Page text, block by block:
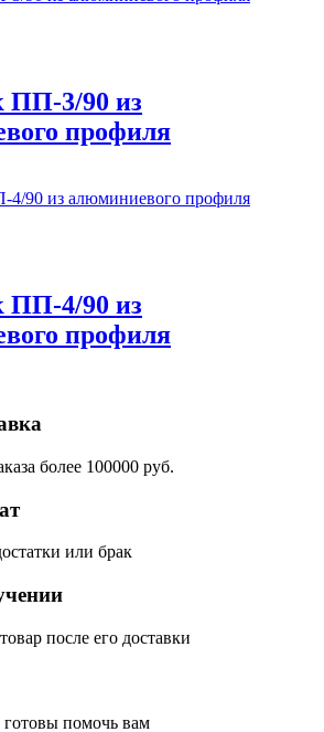
ПП-3/90 из
профиля
ПП-4/90 из
профиля
более 100000 руб.
или брак
после его доставки
помочь вам